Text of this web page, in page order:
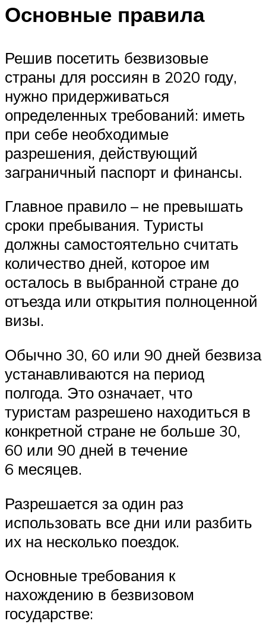
Основные правила
Решив посетить безвизовые
страны для россиян в 2020 году,
нужно придерживаться
определенных требований: иметь
при себе необходимые
разрешения, действующий
заграничный паспорт и финансы.
Главное правило – не превышать
сроки пребывания. Туристы
должны самостоятельно считать
количество дней, которое им
осталось в выбранной стране до
отъезда или открытия полноценной
визы.
Обычно 30, 60 или 90 дней безвиза
устанавливаются на период
полгода. Это означает, что
туристам разрешено находиться в
конкретной стране не больше 30,
60 или 90 дней в течение
6 месяцев.
Разрешается за один раз
использовать все дни или разбить
их на несколько поездок.
Основные требования к
нахождению в безвизовом
государстве: